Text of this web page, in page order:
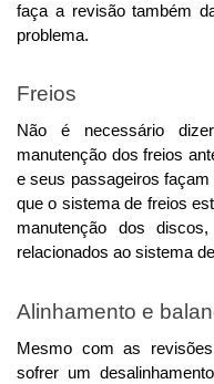
faça a revisão também
problema.
Freios
Não é necessário
manutenção dos freios
e seus passageiros
que o sistema de freios
manutenção dos
relacionados ao sistema
Alinhamento e
Mesmo com as
sofrer um